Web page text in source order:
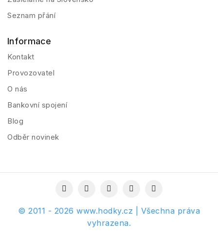
Seznam přání
Informace
Kontakt
Provozovatel
O nás
Bankovní spojení
Blog
Odběr novinek
© 2011 - 2026 www.hodky.cz | Všechna práva
vyhrazena.